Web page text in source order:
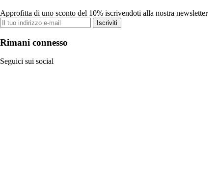
Approfitta di uno sconto del 10% iscrivendoti alla nostra newsletter
Iscriviti
Rimani connesso
Seguici sui social